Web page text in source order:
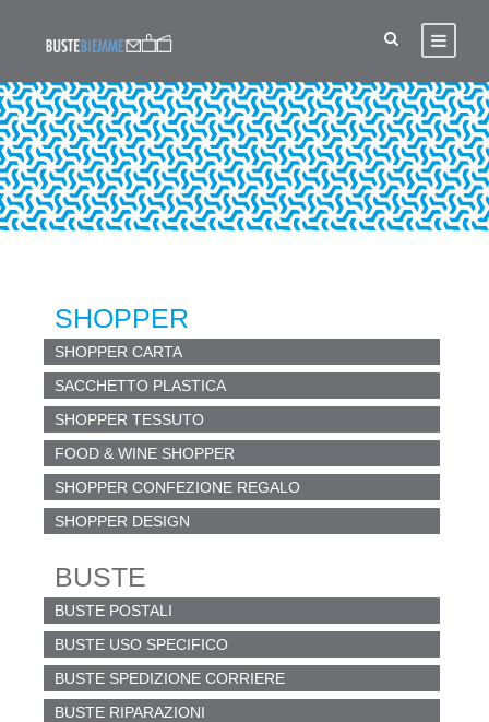
BUSTE
SHOPPER
SHOPPER CARTA
SACCHETTO PLASTICA
SHOPPER TESSUTO
FOOD & WINE SHOPPER
SHOPPER CONFEZIONE REGALO
SHOPPER DESIGN
BUSTE
BUSTE POSTALI
BUSTE USO SPECIFICO
BUSTE SPEDIZIONE CORRIERE
BUSTE RIPARAZIONI